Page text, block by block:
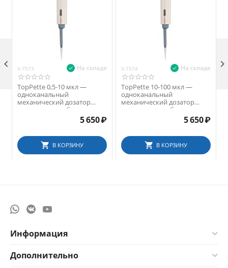
V-7573 На складе
TopPette 0,5-10 мкл —
одноканальный
механический дозатор
переменного объема
5 650₽
В КОРЗИНУ
V-7574 На складе
TopPette 10-100 мкл —
одноканальный
механический дозатор
переменного объема
5 650₽
В КОРЗИНУ
 
Информация
Дополнительно